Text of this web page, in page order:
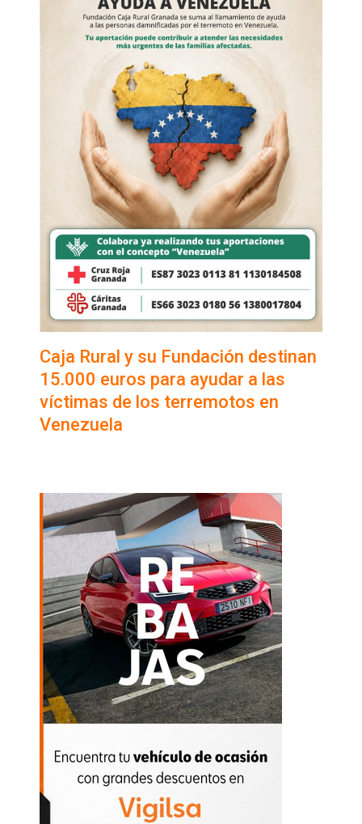
Caja Rural y su Fundación destinan
15.000 euros para ayudar a las
víctimas de los terremotos en
Venezuela